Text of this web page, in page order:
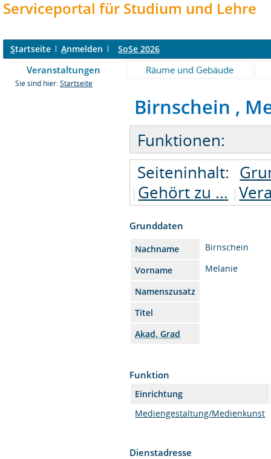
Serviceportal für Studium und Lehre
Startseite Anmelden SoSe 2026
Veranstaltungen Räume und Gebäude
Sie sind hier: Startseite
Birnschein ,
Funktionen:
Seiteninhalt:
Gehört zu ...
Grunddaten
Nachname
Birnschein
Vorname
Melanie
Namenszusatz
Titel
Akad. Grad
Funktion
Einrichtung
Mediengestaltung/Medienkunst
Dienstadresse